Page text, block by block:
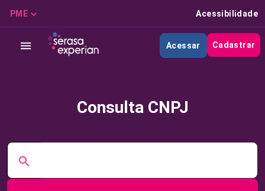
PME Acessibilidade
Acessar Cadastrar
Consulta CNPJ